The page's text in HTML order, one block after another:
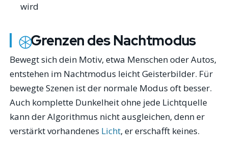
wird
Grenzen des Nachtmodus
Bewegt sich dein Motiv, etwa Menschen oder Autos,
entstehen im Nachtmodus leicht Geisterbilder. Für
bewegte Szenen ist der normale Modus oft besser.
Auch komplette Dunkelheit ohne jede Lichtquelle
kann der Algorithmus nicht ausgleichen, denn er
verstärkt vorhandenes Licht, er erschafft keines.